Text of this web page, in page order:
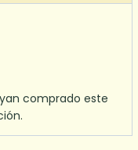
comprado este